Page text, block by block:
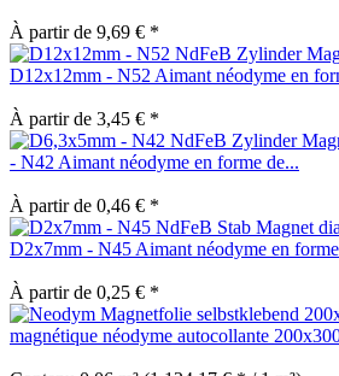
À partir de 9,69 € *
D12x12mm - N52 Aimant néodyme en
À partir de 3,45 € *
- N42 Aimant néodyme en forme de...
À partir de 0,46 € *
D2x7mm - N45 Aimant néodyme en
À partir de 0,25 € *
magnétique néodyme autocollante